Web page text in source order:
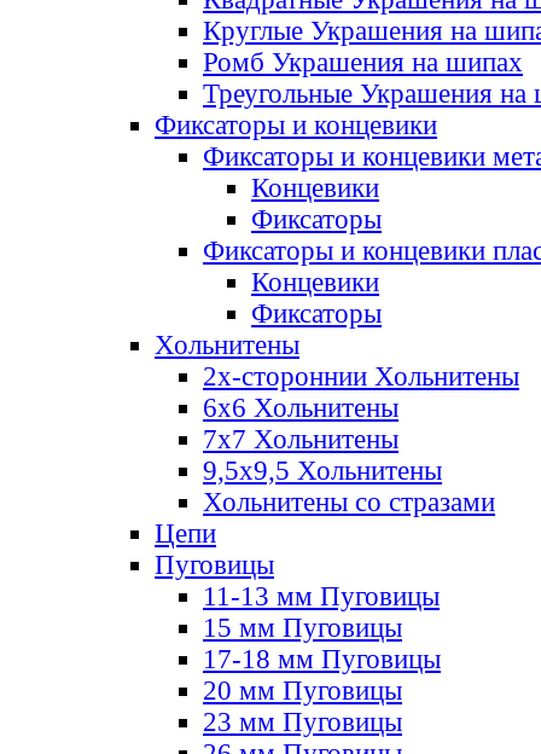
Круглые Украшения на
Ромб Украшения на шипах
Треугольные Украшения на
Фиксаторы и концевики
Фиксаторы и концевики
Концевики
Фиксаторы
Фиксаторы и концевики
Концевики
Фиксаторы
Хольнитены
2х-стороннии Хольнитены
6х6 Хольнитены
7х7 Хольнитены
9,5х9,5 Хольнитены
Хольнитены со стразами
Цепи
Пуговицы
11-13 мм Пуговицы
15 мм Пуговицы
17-18 мм Пуговицы
20 мм Пуговицы
23 мм Пуговицы